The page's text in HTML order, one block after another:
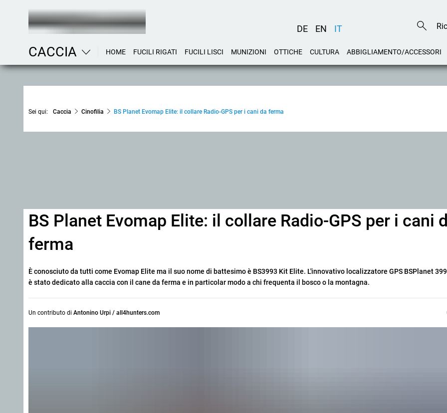
DE EN IT
CACCIA HOME FUCILI RIGATI FUCILI LISCI MUNIZIONI OTTICHE CULTURA ABBIGLIAMENTO/ACCESSORI
Sei qui: Caccia Cinofilia BS Planet Evomap Elite: il collare Radio-GPS per i cani da ferma
BS Planet Evomap Elite: il collare Radio-GPS per i cani
ferma
È conosciuto da tutti come Evomap Elite ma il suo nome di battesimo è BS3993 Kit Elite. L'innovativo localizzatore GPS BSPlanet
è stato dedicato alla caccia con il cane da ferma e in particolar modo a chi frequenta il bosco o la montagna.
Un contributo di Antonino Urpi / all4hunters.com